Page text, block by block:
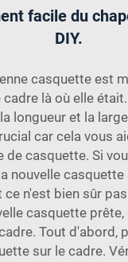
facile du
DIY.
casquette est
là où elle
longueur et la
car cela vous
de casquette. Si
nouvelle
n'est bien sûr
casquette prête,
Tout d'abord,
sur le cadre.